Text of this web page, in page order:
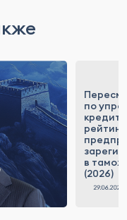
по
в
(2026)